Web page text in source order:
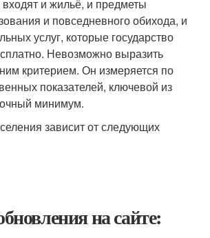
и жильё, и предметы
и повседневного обихода, и
услуг, которые государство
Невозможно выразить
критерием. Он измеряется по
показателей, ключевой из
минимум.
зависит от следующих
на сайте: